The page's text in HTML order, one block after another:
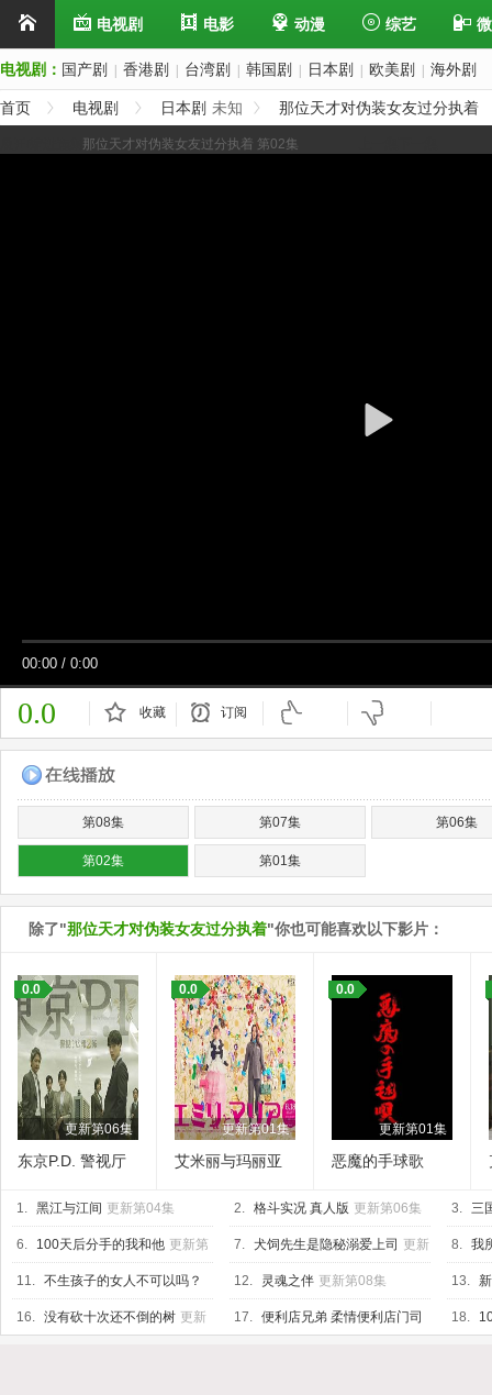
电视剧 电影 动漫 综艺
电视剧： 国产剧 香港剧 台湾剧 韩国剧 日本剧 欧美剧 海外剧
首页 电视剧 日本剧 未知 那位天才对伪装女友过分执着
那位天才对伪装女友过分执着 第02集
00:00 / 0:00
0.0 收藏 订阅
第08集 第07集 第06集
第02集 第01集
除了"那位天才对伪装女友过分执着"你也可能喜欢以下影片：
更新第06集
0.0
东京P.D. 警视厅
更新第01集
0.0
艾米丽与玛丽亚
更新第01集
0.0
恶魔的手球歌
1. 黑江与江间 更新第04集 2. 格斗实况 真人版 更新第06集 3. 三
6. 100天后分手的我和他 更新第
04集
7. 犬饲先生是隐秘溺爱上司 更新
第07集
8. 我
第01集
11. 不生孩子的女人不可以吗？
DINKs的十月怀胎 更新第11集
12. 灵魂之伴 更新第08集 13.
新第
16. 没有砍十次还不倒的树 更新 17. 便利店兄弟 柔情便利店门司 18.